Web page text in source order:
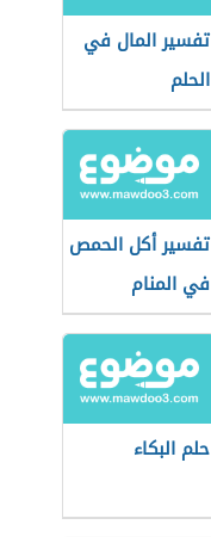
تفسير المال في
الحلم
تفسير أكل الحمص
في المنام
حلم البكاء